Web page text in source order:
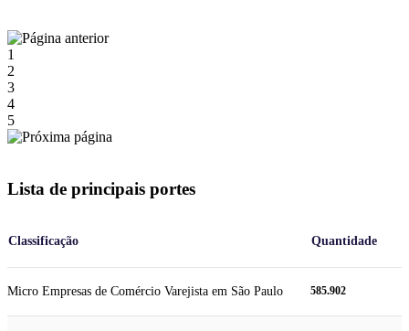
1
2
3
4
5
Lista de principais portes
Classificação Quantidade
Micro Empresas de Comércio Varejista em São Paulo 585.902